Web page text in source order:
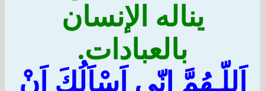
يناله الإنسان
بالعبادات.
اَللّـهُمَّ اِنّي اَسْاَلُكَ اَنْ